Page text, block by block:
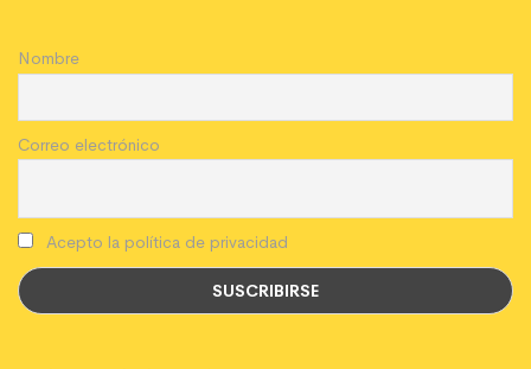
Nombre
Correo electrónico
Acepto la política de privacidad